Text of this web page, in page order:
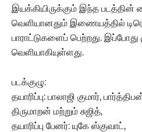
இயக்கியிருக்கும் இந்த படத்தின்
வெளியானதும் இணையத்தில்
பாராட்டுகளைப் பெற்றது.
வெளியாகியுள்ளது.
படக்குழு:
தயாரிப்பு: பாலாஜி குமார்,
திருமாறன் மற்றும் சுஜித்,
தயாரிப்பு பேனர்: யுகே ஸ்குவாட்,